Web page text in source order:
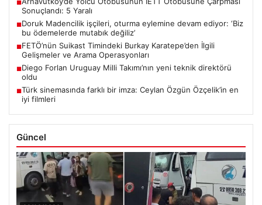
■
Sonuçlandı: 5 Yaralı
■Doruk Madencilik işçileri, oturma eylemine devam ediyor: ‘Biz
bu ödemelerde mutabık değiliz’
■FETÖ’nün Suikast Timindeki Burkay Karatepe’den İlgili
Gelişmeler ve Arama Operasyonları
■Diego Forlan Uruguay Milli Takımı’nın yeni teknik direktörü
oldu
■Türk sinemasında farklı bir imza: Ceylan Özgün Özçelik’in en
iyi filmleri
Güncel